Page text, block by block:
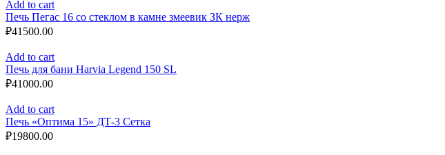
Add to cart
Печь Пегас 16 со стеклом в камне змеевик ЗК нерж
₽41500.00
Add to cart
Печь для бани Harvia Legend 150 SL
₽41000.00
Add to cart
Печь «Оптима 15» ДТ-3 Сетка
₽19800.00